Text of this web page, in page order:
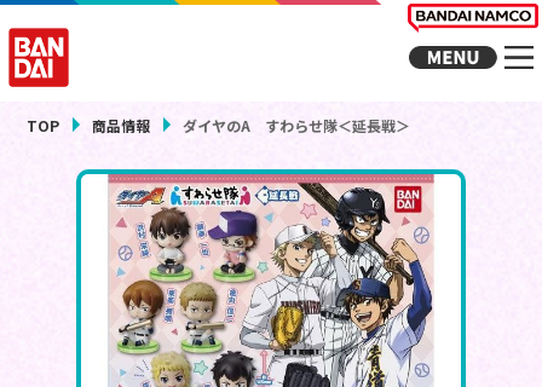
TOP 商品情報 ダイヤのA すわらせ隊＜延長戦＞